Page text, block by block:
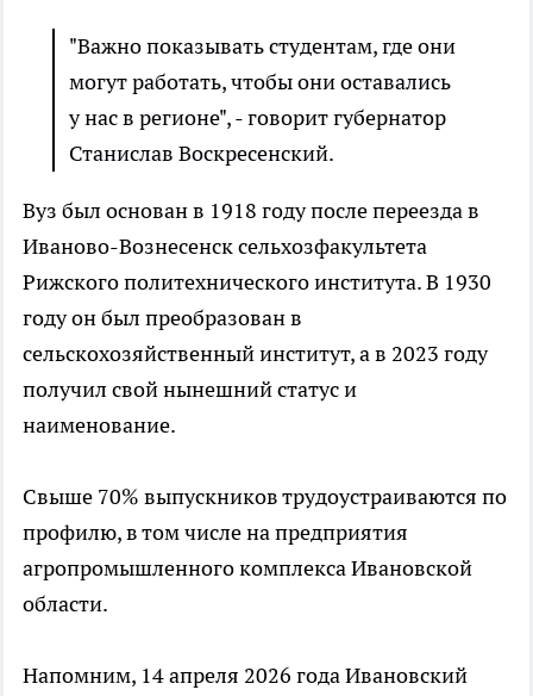
"Важно показывать студентам, где они
могут работать, чтобы они оставались
у нас в регионе", - говорит губернатор
Станислав Воскресенский.
Вуз был основан в 1918 году после переезда в
Иваново-Вознесенск сельхозфакультета
Рижского политехнического института. В 1930
году он был преобразован в
сельскохозяйственный институт, а в 2023 году
получил свой нынешний статус и
наименование.
Свыше 70% выпускников трудоустраиваются по
профилю, в том числе на предприятия
агропромышленного комплекса Ивановской
области.
Напомним, 14 апреля 2026 года Ивановский